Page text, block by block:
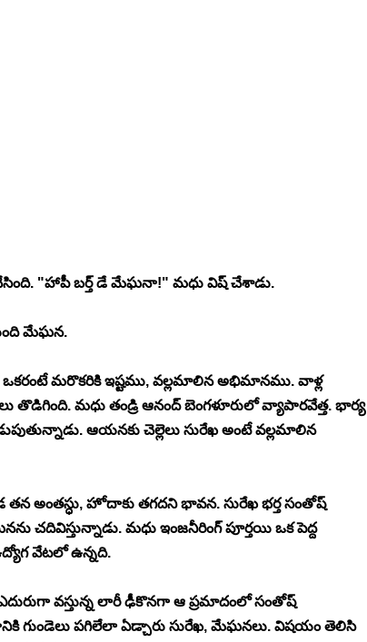
"హాపీ బర్త్ డే మేఘనా!" మధు విష్ చేశాడు.
మేఘన.
ఒకరంటే మరొకరికి ఇష్టము, వల్లమాలిన అభిమానము. వాళ్ల
తొడిగింది. మధు తండ్రి ఆనంద్ బెంగళూరులో వ్యాపారవేత్త. భార్య
ఆయనకు చెల్లెలు సురేఖ అంటే వల్లమాలిన
అంతస్ధు, హోదాకు తగదని భావన. సురేఖ భర్త సంతోష్
చదివిస్తున్నాడు. మధు ఇంజనీరింగ్ పూర్తయి ఒక పెద్ద
వేటలో ఉన్నది.
ఎదురుగా వస్తున్న లారీ ఢీకొనగా ఆ ప్రమాదంలో సంతోష్
గుండెలు పగిలేలా ఏడ్చారు సురేఖ, మేఘనలు. విషయం తెలిసి